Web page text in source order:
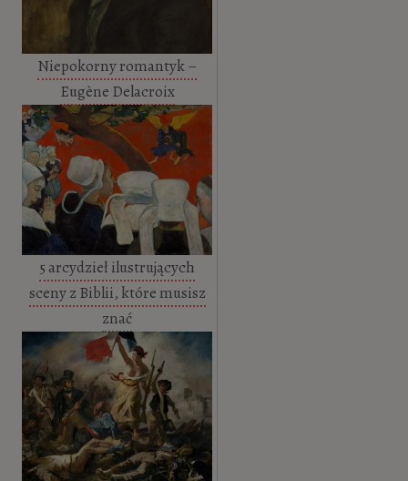
Niepokorny romantyk –
Eugène Delacroix
5 arcydzieł ilustrujących
sceny z Biblii, które musisz
znać